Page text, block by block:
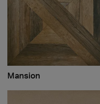
Mansion